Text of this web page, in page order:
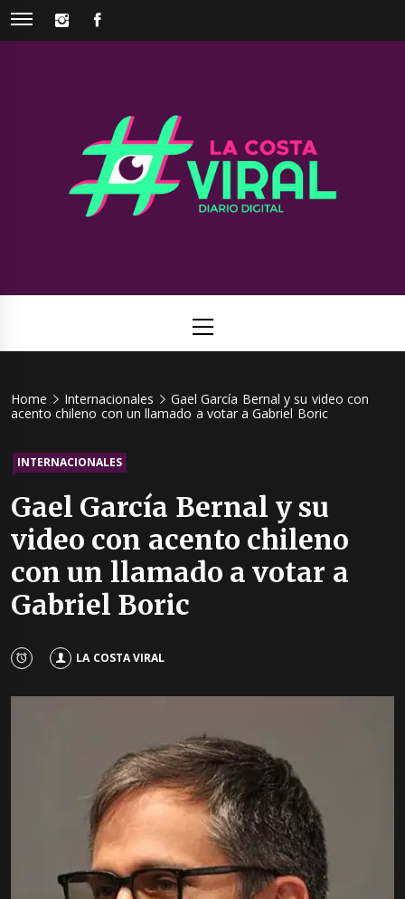
Skip
INSTAGRAM
Viral
Menu
Home Internacionales
Gael García Bernal y su video con
acento chileno con un llamado a votar a Gabriel Boric
INTERNACIONALES
Gael García Bernal y su
video con acento chileno
con un llamado a votar a
Gabriel Boric
LA COSTA VIRAL